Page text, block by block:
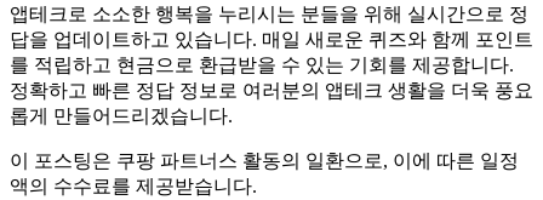
앱테크로 소소한 행복을 누리시는 분들을 위해 실시간으로 정
답을 업데이트하고 있습니다. 매일 새로운 퀴즈와 함께 포인트
를 적립하고 현금으로 환급받을 수 있는 기회를 제공합니다.
정확하고 빠른 정답 정보로 여러분의 앱테크 생활을 더욱 풍요
롭게 만들어드리겠습니다.
이 포스팅은 쿠팡 파트너스 활동의 일환으로, 이에 따른 일정
액의 수수료를 제공받습니다.